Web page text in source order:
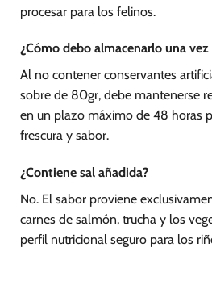
procesar para los felinos.
¿Cómo debo almacenarlo una
Al no contener conservantes
sobre de 80gr, debe mantenerse
en un plazo máximo de 48 horas
frescura y sabor.
¿Contiene sal añadida?
No. El sabor proviene
carnes de salmón, trucha y los
perfil nutricional seguro para los